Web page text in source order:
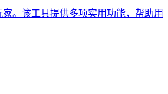
。该工具提供多项实用功能，帮助用